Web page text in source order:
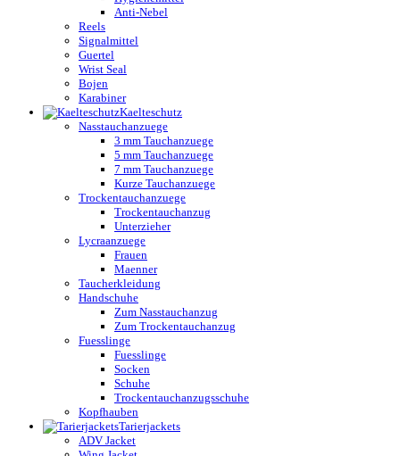
Anti-Nebel
Reels
Signalmittel
Guertel
Wrist Seal
Bojen
Karabiner
Kaelteschutz
Nasstauchanzuege
3 mm Tauchanzuege
5 mm Tauchanzuege
7 mm Tauchanzuege
Kurze Tauchanzuege
Trockentauchanzuege
Trockentauchanzug
Unterzieher
Lycraanzuege
Frauen
Maenner
Taucherkleidung
Handschuhe
Zum Nasstauchanzug
Zum Trockentauchanzug
Fuesslinge
Fuesslinge
Socken
Schuhe
Trockentauchanzugsschuhe
Kopfhauben
Tarierjackets
ADV Jacket